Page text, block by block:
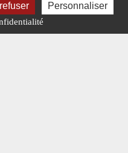
E-TGX #N° 387 MAI 2025
Personnaliser